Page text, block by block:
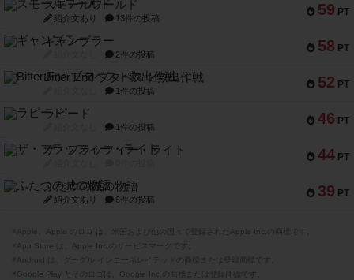
59 PT
スモールワールド
紹介文あり 13件の投稿
58 PT
ギャンブラー
2件の投稿
52 PT
Bitter End ブタペスト救出作戦
1件の投稿
46 PT
ラピード
1件の投稿
44 PT
ザ・フラッフィー・ライト
39 PT
ふたつの城の物語
紹介文あり 6件の投稿
※Apple、Apple のロゴ は、米国および他の国々で登録されたApple Inc.の商標です。
※App Store は、Apple Inc.のサービスマークです。
※Android は、グーグル インコーポレイテッドの商標または登録商標です。
※Google Play とそのロゴは、Google Inc.の商標または登録商標です。